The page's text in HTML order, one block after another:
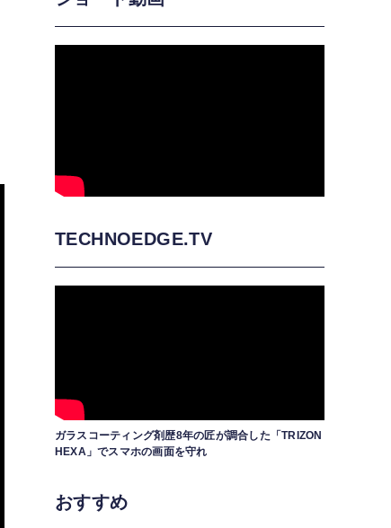
TECHNOEDGE.TV
ガラスコーティング剤歴8年の匠が調合した「TRIZON
HEXA」でスマホの画面を守れ
おすすめ